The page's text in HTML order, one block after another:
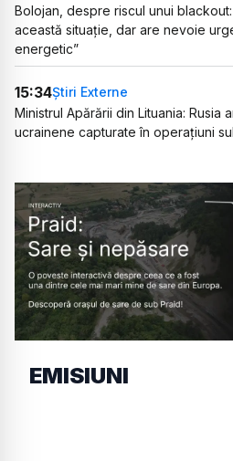
Bolojan, despre riscul unui
această situație, dar are nevoie
energetic”
15:34Știri Externe
Ministrul Apărării din Lituania: Rusia
ucrainene capturate în operațiuni
EMISIUNI